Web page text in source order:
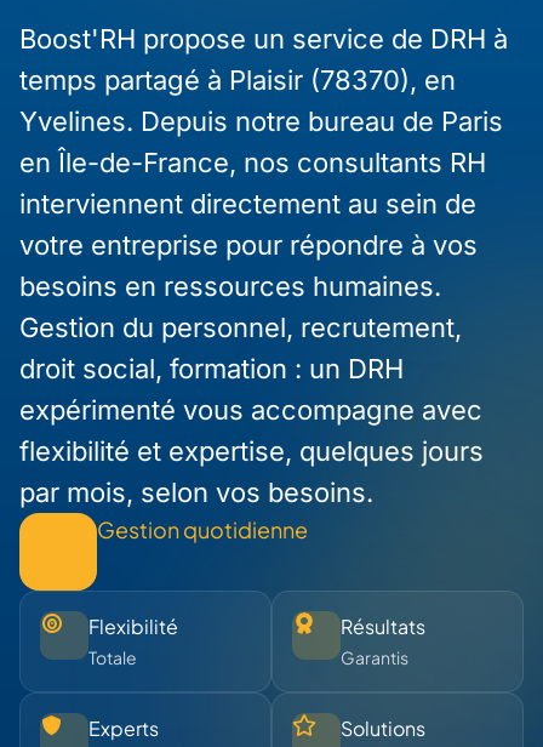
Boost'RH propose un service de DRH à
temps partagé à Plaisir (78370), en
Yvelines. Depuis notre bureau de Paris
en Île-de-France, nos consultants RH
interviennent directement au sein de
votre entreprise pour répondre à vos
besoins en ressources humaines.
Gestion du personnel, recrutement,
droit social, formation : un DRH
expérimenté vous accompagne avec
flexibilité et expertise, quelques jours
par mois, selon vos besoins.
Gestion quotidienne
Flexibilité
Totale
Résultats
Garantis
Experts Solutions